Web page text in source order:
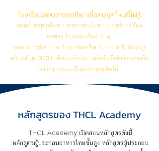
โรงเรียนสอนการอาชีพ เพื่อคนยุคใหม่ที่ใฝ่รู้
สอนทำอาหารไทย - อาหารตะวันตก งานบริการห้อง
อาหาร โรงแรม เรือสำราญ
อบรมการถ่ายภาพ ช่างภาพอาชีพ ช่างภาพเรือสำราญ
พร้อมด้วย MOU เพื่อรองรับโอกาสรับสิทธิ์เข้าร่วมงานกับ
โรงแรมหรูและเรือสำราญระดับโลก
หลักสูตรของ THCL Academy
THCL Academy เปิดสอนหลักสูตรดังนี้
หลักสูตรผู้ประกอบอาหารไทยขั้นสูง หลักสูตรผู้ประกอบ